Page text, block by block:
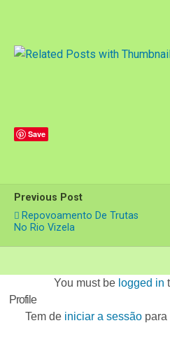
Save
Previous Post
Repovoamento De Trutas
No Rio Vizela
You must be logged in
Profile
Tem de iniciar a sessãopara